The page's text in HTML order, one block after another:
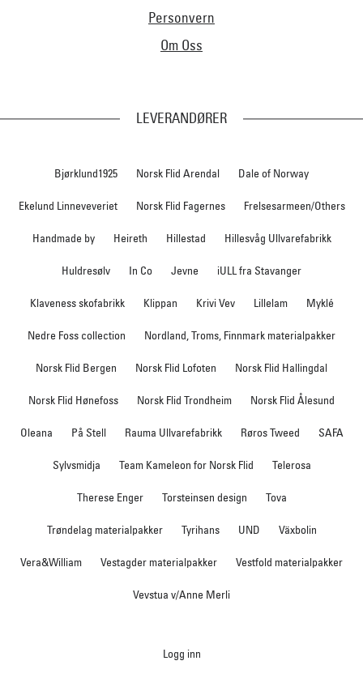
Personvern
Om Oss
LEVERANDØRER
Bjørklund1925 Norsk Flid Arendal Dale of Norway
Ekelund Linneveveriet Norsk Flid Fagernes Frelsesarmeen/Others
Handmade by Heireth Hillestad Hillesvåg Ullvarefabrikk
Huldresølv In Co Jevne iULL fra Stavanger
Klaveness skofabrikk Klippan Krivi Vev Lillelam Myklé
Nedre Foss collection Nordland, Troms, Finnmark materialpakker
Norsk Flid Bergen Norsk Flid Lofoten Norsk Flid Hallingdal
Norsk Flid Hønefoss Norsk Flid Trondheim Norsk Flid Ålesund
Oleana På Stell Rauma Ullvarefabrikk Røros Tweed SAFA
Sylvsmidja Team Kameleon for Norsk Flid Telerosa
Therese Enger Torsteinsen design Tova
Trøndelag materialpakker Tyrihans UND Växbolin
Vera&William Vestagder materialpakker Vestfold materialpakker
Vevstua v/Anne Merli
Logg inn